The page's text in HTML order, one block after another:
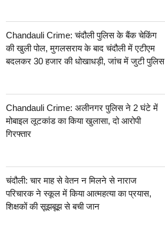
Chandauli Crime: चंदौली पुलिस के बैंक चेकिंग
की खुली पोल, मुगलसराय के बाद चंदौली में एटीएम
बदलकर 30 हजार की धोखाधड़ी, जांच में जुटी पुलिस
Chandauli Crime: अलीनगर पुलिस ने 2 घंटे में
मोबाइल लूटकांड का किया खुलासा, दो आरोपी
गिरफ्तार
चंदौली: चार माह से वेतन न मिलने से नाराज
परिचारक ने स्कूल में किया आत्महत्या का प्रयास,
शिक्षकों की सूझबूझ से बची जान